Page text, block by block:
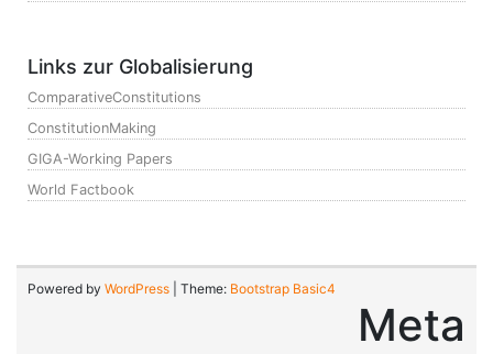
Links zur Globalisierung
ComparativeConstitutions
ConstitutionMaking
GIGA-Working Papers
World Factbook
Powered by WordPress | Theme: Bootstrap Basic4
Meta